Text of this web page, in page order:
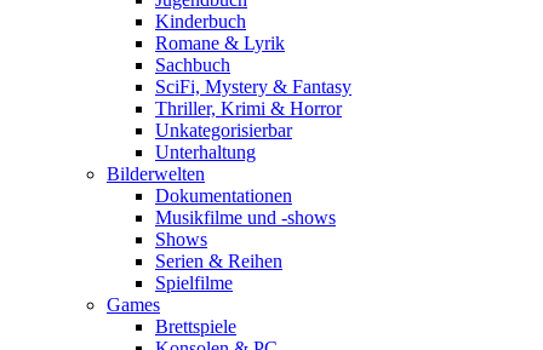
Kinderbuch
Romane & Lyrik
Sachbuch
SciFi, Mystery & Fantasy
Thriller, Krimi & Horror
Unkategorisierbar
Unterhaltung
Bilderwelten
Dokumentationen
Musikfilme und -shows
Shows
Serien & Reihen
Spielfilme
Games
Brettspiele